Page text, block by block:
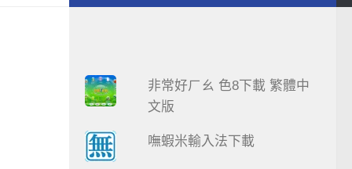
非常好ㄏㄠ 色8下載 繁體中
文版
嘸蝦米輸入法下載